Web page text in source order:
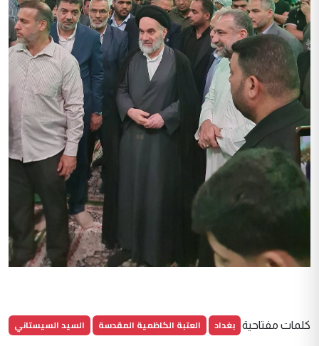
كلمات مفتاحية بغداد العتبة الكاظمية المقدسة السيد السيستاني